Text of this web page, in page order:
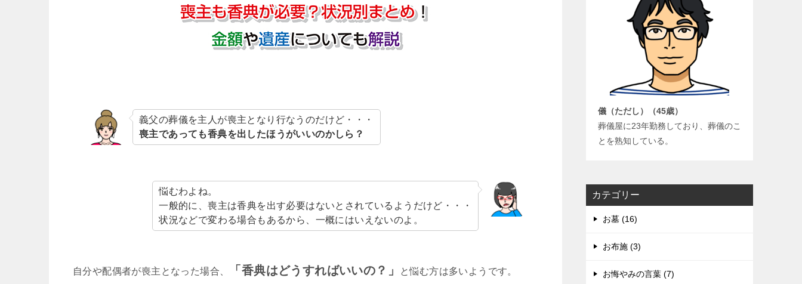
義父の葬儀を主人が喪主となり行なうのだけど・・・
喪主であっても香典を出したほうがいいのかしら？
悩むわよね。
一般的に、喪主は香典を出す必要はないとされているようだけど・・・
状況などで変わる場合もあるから、一概にはいえないのよ。
自分や配偶者が喪主となった場合、 「香典はどうすればいいの？」
と悩む方は多いようです。
儀（ただし）（45歳）
葬儀屋に23年勤務しており、葬儀のこ
とを熟知している。
カテゴリー
お墓 (16)
お布施 (3)
お悔やみの言葉 (7)